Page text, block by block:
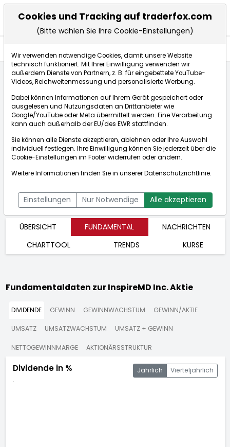
Börse:
Aktienkurse Bid:0,719$Ask:0,743$
ÜBERSICHT FUNDAMENTAL
NACHRICHTEN
CHARTTOOL
TRENDS KURSE
Fundamentaldaten zur InspireMD Inc. Aktie
DIVIDENDE GEWINN GEWINNWACHSTUM GEWINN/AKTIE
UMSATZ UMSATZWACHSTUM UMSATZ + GEWINN
NETTOGEWINNMARGE AKTIONÄRSSTRUKTUR
Dividende in % Jährlich Vierteljährlich
Cookies und Tracking auf traderfox.com
(Bitte wählen Sie Ihre Cookie-Einstellungen)
Wir verwenden notwendige Cookies, damit unsere Website
technisch funktioniert. Mit Ihrer Einwilligung verwenden wir
außerdem Dienste von Partnern, z. B. für eingebettete YouTube-
Videos, Reichweitenmessung und personalisierte Werbung.
Dabei können Informationen auf Ihrem Gerät gespeichert oder
ausgelesen und Nutzungsdaten an Drittanbieter wie
Google/YouTube oder Meta übermittelt werden. Eine Verarbeitung
kann auch außerhalb der EU/des EWR stattfinden.
Sie können alle Dienste akzeptieren, ablehnen oder Ihre Auswahl
individuell festlegen. Ihre Einwilligung können Sie jederzeit über die
Cookie-Einstellungen im Footer widerrufen oder ändern.
Weitere Informationen finden Sie in unsererDatenschutzrichtlinie.
Einstellungen Nur Notwendige Alle akzeptieren